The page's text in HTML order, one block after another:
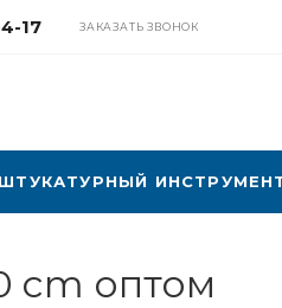
17 ЗАКАЗАТЬ ЗВОНОК
ШТУКАТУРНЫЙ
cm оптом